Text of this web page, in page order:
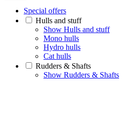
Special offers
Hulls and stuff
Show Hulls and stuff
Mono hulls
Hydro hulls
Cat hulls
Rudders & Shafts
Show Rudders & Shafts